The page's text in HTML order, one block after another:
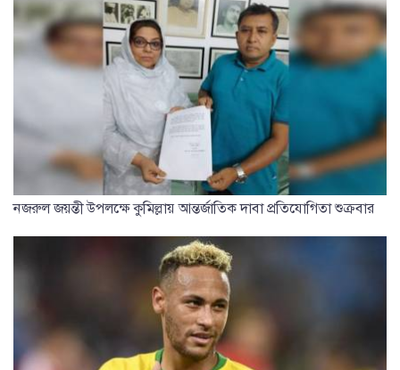
নজরুল জয়ন্তী উপলক্ষে কুমিল্লায় আন্তর্জাতিক দাবা প্রতিযোগিতা শুক্রবার